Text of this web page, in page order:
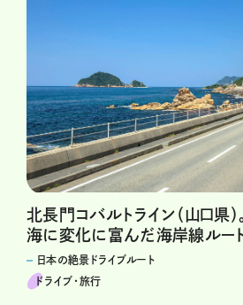
北長門コバルトライン（山口県
海に変化に富んだ海岸線ルー
日本の絶景ドライブルート
ドライブ･旅行